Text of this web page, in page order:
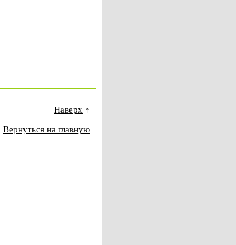
Наверх ↑
Вернуться на главную